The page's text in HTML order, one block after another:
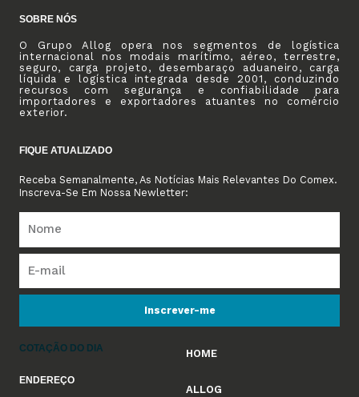
SOBRE NÓS
O Grupo Allog opera nos segmentos de logística
internacional nos modais marítimo, aéreo, terrestre,
seguro, carga projeto, desembaraço aduaneiro, carga
líquida e logística integrada desde 2001, conduzindo
recursos com segurança e confiabilidade para
importadores e exportadores atuantes no comércio
exterior.
FIQUE ATUALIZADO
Receba Semanalmente, As Notícias Mais Relevantes Do Comex.
Inscreva-Se Em Nossa Newletter:
Inscrever-me
COTAÇÃO DO DIA
ENDEREÇO
HOME
ALLOG